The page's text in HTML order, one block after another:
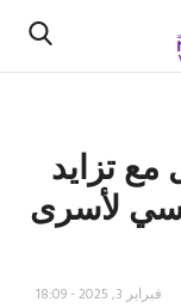
تزايد
لأسرى
فبراير 3, 2025 - 18:09